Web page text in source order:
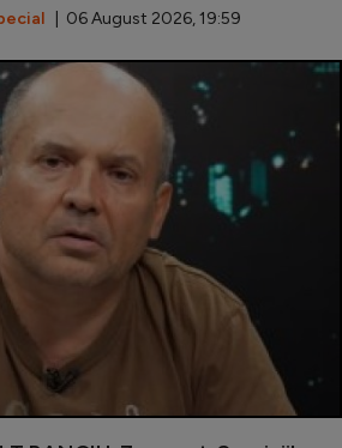
| 06 August 2026, 19:59